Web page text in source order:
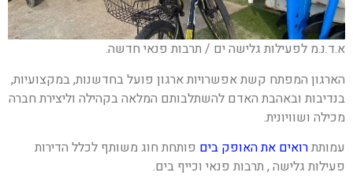
א.ד.נ.מ לפעילות גלישה ים / תרבות פנאי חדשה.
הארגון המפתח קשת אפשרויות ארגון פועל בחדשנות, במקצועיות,
בנדיבות ובאהבת האדם להשתלבותם המלאה בקהילה וליצירת חברה
מכילה ושוויונית.
עמותתרואים את האופק בים פותחת חוג משותף לכלל הדירות
פעילות גלישה , תרבות פנאי וכייף בים.